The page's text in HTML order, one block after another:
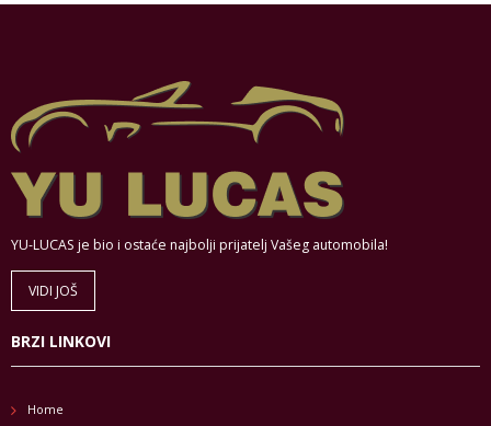
YU-LUCAS je bio i ostaće najbolji prijatelj Vašeg automobila!
VIDI JOŠ
BRZI LINKOVI
Home